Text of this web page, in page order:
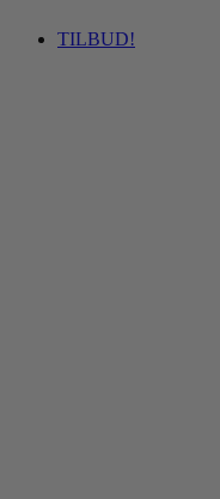
TILBUD!